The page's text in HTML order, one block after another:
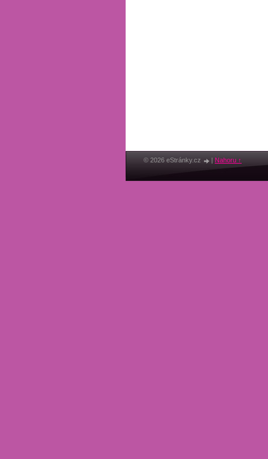
© 2026 eStránky.cz | Nahoru ↑